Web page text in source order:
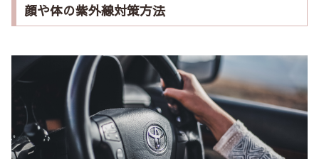
顔や体の紫外線対策方法